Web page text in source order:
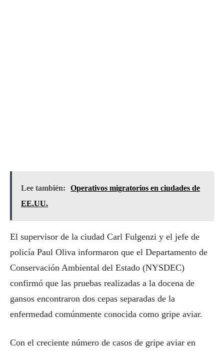
Lee también:
Operativos migratorios en ciudades de
EE.UU.
El supervisor de la ciudad Carl Fulgenzi y el jefe de
policía Paul Oliva informaron que el Departamento de
Conservación Ambiental del Estado (NYSDEC)
confirmó que las pruebas realizadas a la docena de
gansos encontraron dos cepas separadas de la
enfermedad comúnmente conocida como gripe aviar.
Con el creciente número de casos de gripe aviar en